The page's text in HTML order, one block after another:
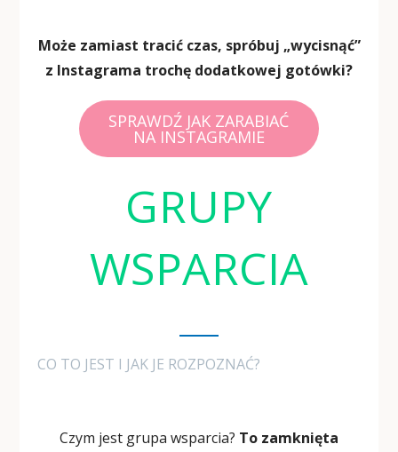
Może zamiast tracić czas, spróbuj „wycisnąć”
z Instagrama trochę dodatkowej gotówki?
SPRAWDŹ JAK ZARABIAĆ
NA INSTAGRAMIE
GRUPY
WSPARCIA
CO TO JEST I JAK JE ROZPOZNAĆ?
Czym jest grupa wsparcia? To zamknięta